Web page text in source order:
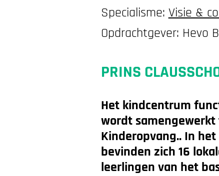
Specialisme: Visie &
Opdrachtgever: Hevo
PRINS
Het kindcentrum
wordt samengewerkt
Kinderopvang.. In
bevinden zich 16
leerlingen van het